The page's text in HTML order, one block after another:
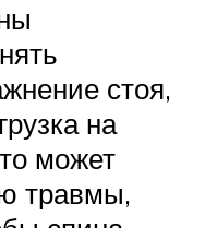
стоя,
на
может
травмы,